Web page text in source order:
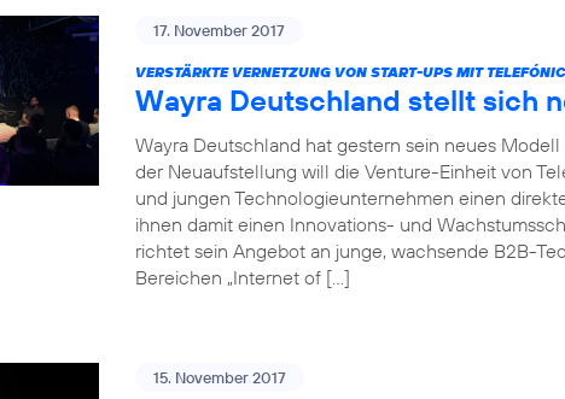
17. November 2017
VERSTÄRKTE VERNETZUNG VON START-UPS MIT
Wayra Deutschland stellt sich
Wayra Deutschland hat gestern sein neues
der Neuaufstellung will die Venture-Einheit von
und jungen Technologieunternehmen einen
ihnen damit einen Innovations- und
richtet sein Angebot an junge, wachsende B2B-
Bereichen „Internet of […]
15. November 2017